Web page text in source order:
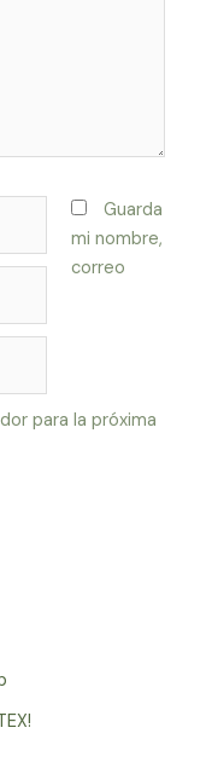
Guarda
mi nombre,
correo
para la próxima